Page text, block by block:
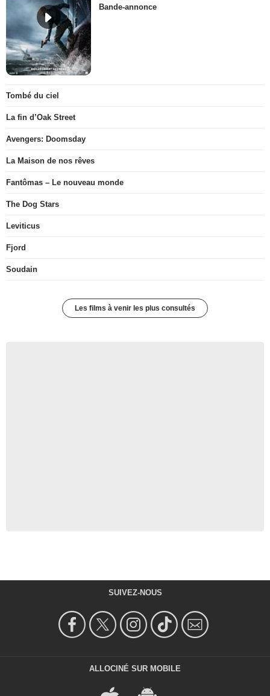
Bande-annonce
Tombé du ciel
La fin d’Oak Street
Avengers: Doomsday
La Maison de nos rêves
Fantômas – Le nouveau monde
The Dog Stars
Leviticus
Fjord
Soudain
Les films à venir les plus consultés
SUIVEZ-NOUS
ALLOCINÉ SUR MOBILE